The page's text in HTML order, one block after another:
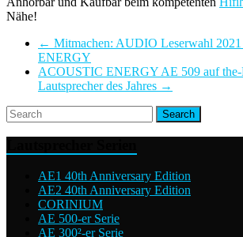
Nähe!
← Mitmachen: AUDIO Leserwahl
ENERGY
ACOUSTIC ENERGY AE 509 auf
Lautsprecher des Jahres →
AE1 40th Anniversary Edition
AE2 40th Anniversary Edition
CORINIUM
AE 500-er Serie
AE 300²-er Serie